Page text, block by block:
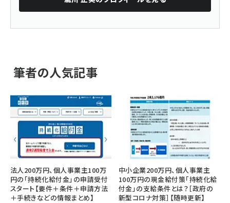
筆者の人気記事
法人200万円、個人事業主100万
円の「持続化給付金」の申請受付
スタート【要件＋条件＋申請方法
＋手続きなどの情報まとめ】
中小企業200万円、個人事業主
100万円の現金給付策「持続化給
付金」の支給条件とは？［政府の
新型コロナ対策］【随時更新】